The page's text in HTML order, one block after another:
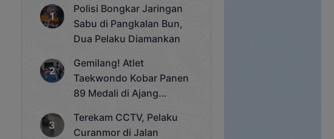
Polisi Bongkar Jaringan
Sabu di Pangkalan Bun,
Dua Pelaku Diamankan
Gemilang! Atlet
Taekwondo Kobar Panen
89 Medali di Ajang
Cup 2025
Terekam CCTV, Pelaku
Curanmor di Jalan